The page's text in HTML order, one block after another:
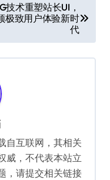
技术重塑站长UI，
极致用户体验新时
代
自互联网，其相关
威，不代表本站立
，请提交相关链接